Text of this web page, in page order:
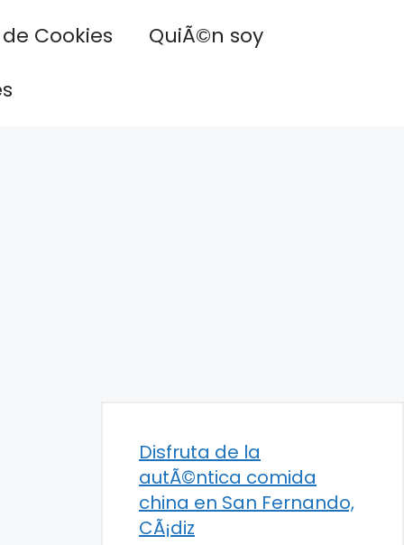
Cookies
QuiÃ©n soy
Disfruta de la
autÃ©ntica comida
china en San Fernando,
CÃ¡diz